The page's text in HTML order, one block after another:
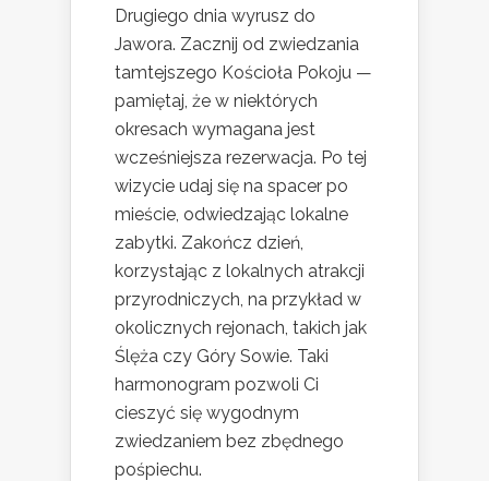
Drugiego dnia wyrusz do
Jawora. Zacznij od zwiedzania
tamtejszego Kościoła Pokoju —
pamiętaj, że w niektórych
okresach wymagana jest
wcześniejsza rezerwacja. Po tej
wizycie udaj się na spacer po
mieście, odwiedzając lokalne
zabytki. Zakończ dzień,
korzystając z lokalnych atrakcji
przyrodniczych, na przykład w
okolicznych rejonach, takich jak
Ślęża czy Góry Sowie. Taki
harmonogram pozwoli Ci
cieszyć się wygodnym
zwiedzaniem bez zbędnego
pośpiechu.